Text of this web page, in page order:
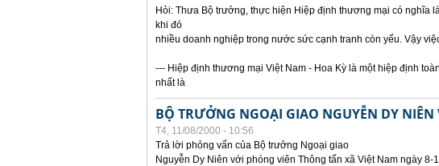
Hỏi: Thưa Bộ trưởng, thực hiện Hiệp định thương mại có nghĩa
khi đó
nhiều doanh nghiệp trong nước sức cạnh tranh còn yếu. Vậy
--- Hiệp định thương mại Việt Nam - Hoa Kỳ là một hiệp định
nhất là
BỘ TRƯỞNG NGOẠI GIAO NGUYỄN DY NIÊN
T4, 11/08/2000 - 10:56
Trả lời phỏng vấn của Bộ trưởng Ngoại giao
Nguyễn Dy Niên với phóng viên Thông tấn xã Việt Nam ngày 8-